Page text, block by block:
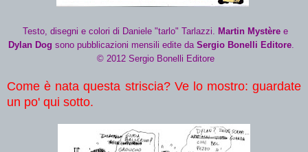
Testo, disegni e colori di Daniele "tarlo" Tarlazzi. Martin Mystère e
Dylan Dog sono pubblicazioni mensili edite da Sergio Bonelli Editore.
© 2012 Sergio Bonelli Editore
Come è nata questa striscia? Ve lo mostro: guardate
un po' qui sotto.